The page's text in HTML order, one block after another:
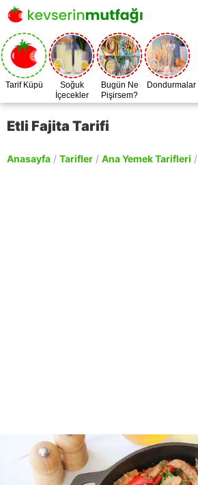
Tarif Küpü
Soğuk
İçecekler
Bugün Ne
Pişirsem?
Dondurmalar
Etli Fajita Tarifi
Anasayfa / Tarifler / Ana Yemek Tarifleri /